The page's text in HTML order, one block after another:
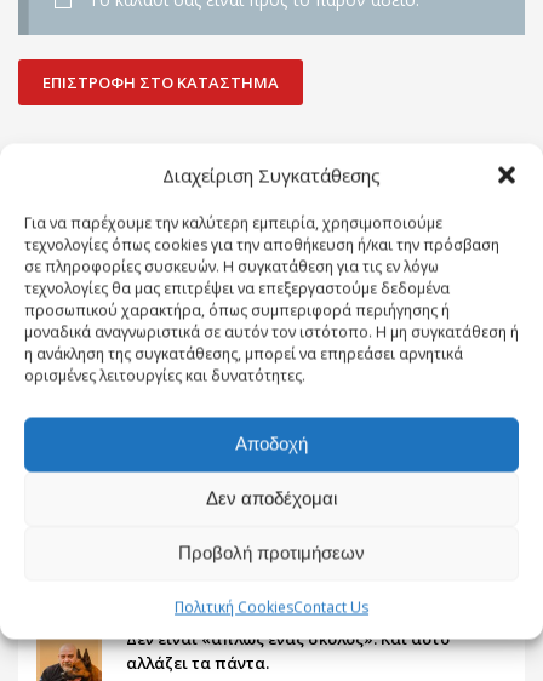
Διαχείριση Συγκατάθεσης
Για να παρέχουμε την καλύτερη εμπειρία, χρησιμοποιούμε
τεχνολογίες όπως cookies για την αποθήκευση ή/και την πρόσβαση
σε πληροφορίες συσκευών. Η συγκατάθεση για τις εν λόγω
τεχνολογίες θα μας επιτρέψει να επεξεργαστούμε δεδομένα
προσωπικού χαρακτήρα, όπως συμπεριφορά περιήγησης ή
μοναδικά αναγνωριστικά σε αυτόν τον ιστότοπο. Η μη συγκατάθεση ή
η ανάκληση της συγκατάθεσης, μπορεί να επηρεάσει αρνητικά
ορισμένες λειτουργίες και δυνατότητες.
Αποδοχή
Δεν αποδέχομαι
Προβολή προτιμήσεων
Πολιτική CookiesContact Us
ΕΠΙΣΤΡΟΦΉ ΣΤΟ ΚΑΤΆΣΤΗΜΑ
CATEGORIES
Συμπεριφορά
Τα Άρθρα μας
Δεν είναι «απλώς ένας σκύλος». Και αυτό
αλλάζει τα πάντα.